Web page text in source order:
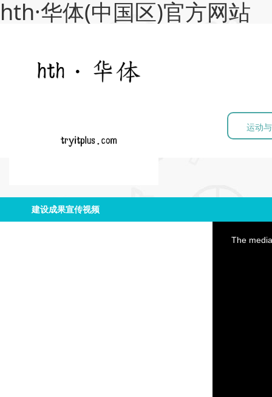
hth·华体(中国区)官方网站
运动
建设成果宣传视频
The